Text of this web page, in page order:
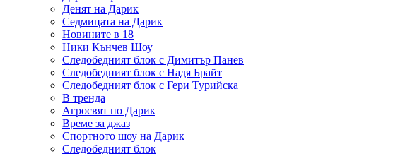
Денят на Дарик
Седмицата на Дарик
Новините в 18
Ники Кънчев Шоу
Следобедният блок с Димитър Панев
Следобедният блок с Надя Брайт
Следобедният блок с Гери Турийска
В тренда
Агросвят по Дарик
Време за джаз
Спортното шоу на Дарик
Следобедният блок